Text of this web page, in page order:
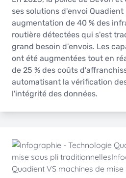
ses solutions d'envoi
augmentation de 40 % des
routière détectées qui s'est
grand besoin d'envois. Les
ont été augmentées tout en
de 25 % des coûts
automatisant la vérification
l'intégrité des données.